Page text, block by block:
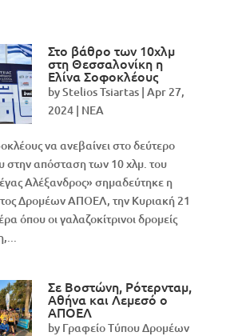
Στο βάθρο των 10χλμ
στη Θεσσαλονίκη η
Ελίνα Σοφοκλέους
byStelios Tsiartas| Apr 27,
2024| NEA
να ανεβαίνει στο δεύτερο
στην απόσταση των 10 χλμ. του
Αλέξανδρος» σημαδεύτηκε η
Δρομέων ΑΠΟΕΛ, την Κυριακή 21
όπου οι γαλαζοκίτρινοι δρομείς
Σε Βοστώνη, Ρότερνταμ,
Αθήνα και Λεμεσό ο
ΑΠΟΕΛ
by Γραφείο Τύπου Δρομέων